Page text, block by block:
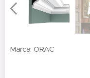
Marca: ORAC